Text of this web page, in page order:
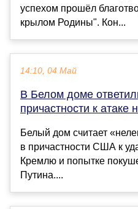
успехом прошёл
крылом Родины". Кон...
14:10, 04 Май
В Белом доме
причастности к атаке
Белый дом считает
в причастности США к
Кремлю и попытке
Путина....